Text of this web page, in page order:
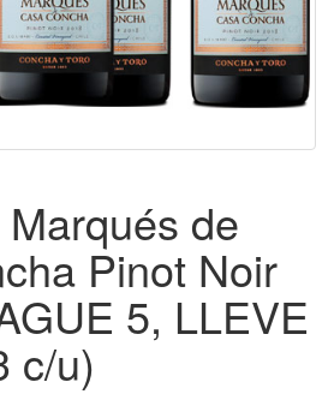
de
Pinot Noir
5, LLEVE
c/u)